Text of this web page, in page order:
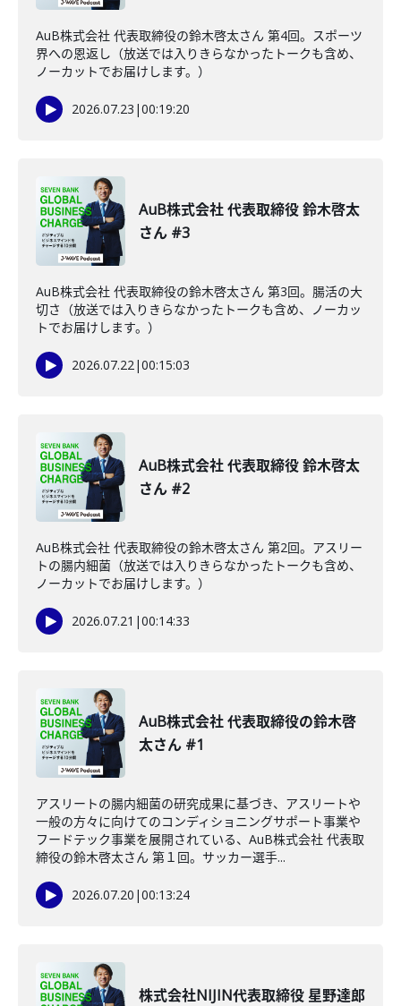
AuB株式会社 代表取締役の鈴木啓太さん 第4回。スポーツ
界への恩返し（放送では入りきらなかったトークも含め、
ノーカットでお届けします。）
2026.07.23 |00:19:20
AuB株式会社 代表取締役 鈴木啓太
さん #3
AuB株式会社 代表取締役の鈴木啓太さん 第3回。腸活の大
切さ（放送では入りきらなかったトークも含め、ノーカッ
トでお届けします。）
2026.07.22|00:15:03
AuB株式会社 代表取締役 鈴木啓太
さん #2
AuB株式会社 代表取締役の鈴木啓太さん 第2回。アスリー
トの腸内細菌（放送では入りきらなかったトークも含め、
ノーカットでお届けします。）
2026.07.21 |00:14:33
AuB株式会社 代表取締役の鈴木啓
太さん #1
アスリートの腸内細菌の研究成果に基づき、アスリートや
一般の方々に向けてのコンディショニングサポート事業や
フードテック事業を展開されている、AuB株式会社 代表取
締役の鈴木啓太さん 第１回。サッカー選手...
2026.07.20 |00:13:24
株式会社NIJIN代表取締役 星野達郎